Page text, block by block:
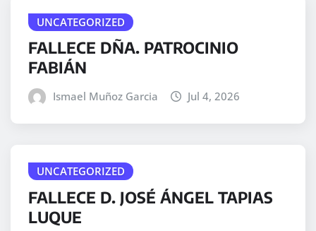
UNCATEGORIZED
FALLECE DÑA. PATROCINIO
FABIÁN
Ismael Muñoz Garcia Jul 4, 2026
UNCATEGORIZED
FALLECE D. JOSÉ ÁNGEL TAPIAS
LUQUE